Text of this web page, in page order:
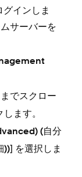
インしま
サ⁠⁠⁠ーバ⁠⁠⁠ーを
でスクロ⁠⁠⁠ー
ます⁠⁠⁠。
(⁠⁠⁠自分
⁠⁠⁠)⁠⁠⁠)⁠⁠⁠] を選択しま